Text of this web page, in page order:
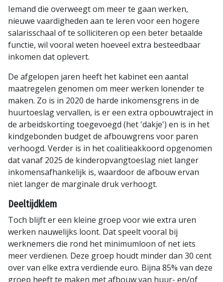
Iemand die overweegt om meer te gaan werken,
nieuwe vaardigheden aan te leren voor een hogere
salarisschaal of te solliciteren op een beter betaalde
functie, wil vooral weten hoeveel extra besteedbaar
inkomen dat oplevert.
De afgelopen jaren heeft het kabinet een aantal
maatregelen genomen om meer werken lonender te
maken. Zo is in 2020 de harde inkomensgrens in de
huurtoeslag vervallen, is er een extra opbouwtraject in
de arbeidskorting toegevoegd (het 'dakje') en is in het
kindgebonden budget de afbouwgrens voor paren
verhoogd. Verder is in het coalitieakkoord opgenomen
dat vanaf 2025 de kinderopvangtoeslag niet langer
inkomensafhankelijk is, waardoor de afbouw ervan
niet langer de marginale druk verhoogt.
Deeltijdklem
Toch blijft er een kleine groep voor wie extra uren
werken nauwelijks loont. Dat speelt vooral bij
werknemers die rond het minimumloon of net iets
meer verdienen. Deze groep houdt minder dan 30 cent
over van elke extra verdiende euro. Bijna 85% van deze
groep heeft te maken met afbouw van huur- en/of